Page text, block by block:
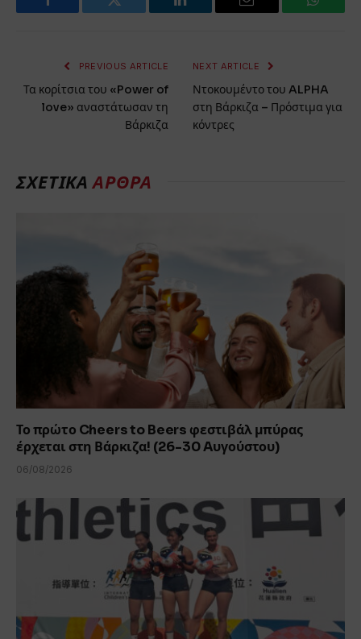
Facebook Twitter LinkedIn Email
PREVIOUS ARTICLE
Τα κορίτσια του «Power of
love» αναστάτωσαν τη
Βάρκιζα
NEXT ARTICLE
Ντοκουμέντο του ALPHA
στη Βάρκιζα – Πρόστιμα για
κόντρες
ΣΧΕΤΙΚΑΑΡΘΡΑ
Το πρώτο Cheers to Beers φεστιβάλ μπύρας
έρχεται στη Βάρκιζα! (26-30 Aυγούστου)
06/08/2026